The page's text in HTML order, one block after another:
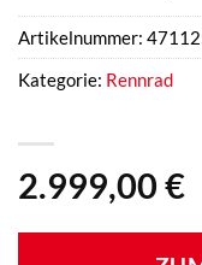
2.999,00 €
Artikelnummer:
Kategorie: Rennrad